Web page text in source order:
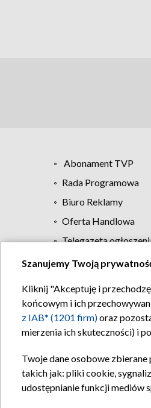
Abonament TVP
Rada Programowa
Biuro Reklamy
Oferta Handlowa
Telegazeta
Szanujemy Twoją
Kliknij "Akceptuję i
końcowym i ich
z IAB* (1201 firm)oraz
mierzenia ich skuteczności) i
Twoje dane osobowe
takich jak: pliki cookie,
udostępnianie funkcji mediów